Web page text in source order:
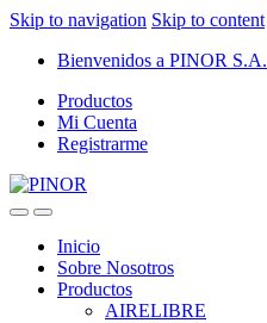
Skip to navigation Skip to content
Bienvenidos a PINOR S.A.
Productos
Mi Cuenta
Registrarme
Inicio
Sobre Nosotros
Productos
AIRELIBRE